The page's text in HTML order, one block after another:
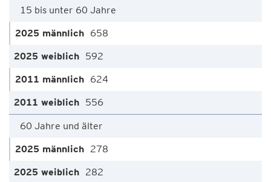
15 bis unter 60 Jahre
658
592
624
556
60 Jahre und älter
278
282